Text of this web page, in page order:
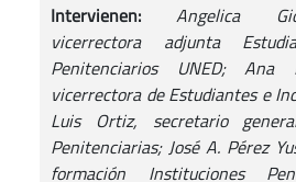
Intervienen:Angelica
vicerrectora adjunta
Penitenciarios UNED; Ana
vicerrectora de Estudiantes e
Luis Ortiz, secretario
Penitenciarias; José A. Pérez
formación Instituciones